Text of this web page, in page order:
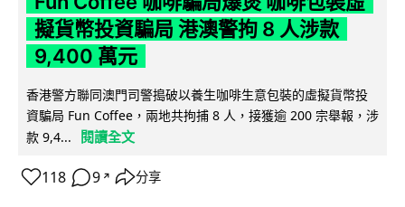
擬貨幣投資騙局 港澳警拘 8 人涉款
9,400 萬元
香港警方聯同澳門司警搗破以養生咖啡生意包裝的虛擬貨幣投
資騙局 Fun Coffee，兩地共拘捕 8 人，接獲逾 200 宗舉報，涉
款 9,4...
閱讀全文
118 9 ↗ 分享